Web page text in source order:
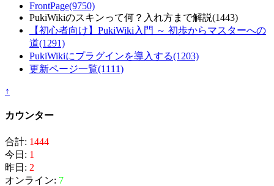
FrontPage(9750)
PukiWikiのスキンって何？入れ方まで解説(1443)
【初心者向け】PukiWiki入門 ～ 初歩からマスターへの
道(1291)
PukiWikiにプラグインを導入する(1203)
更新ページ一覧(1111)
↑
カウンター
合計: 1444
今日: 1
昨日: 2
オンライン: 7